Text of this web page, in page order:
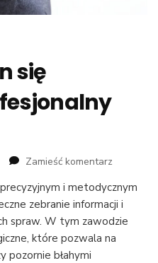
się
Zamieść komentarz
Czym
powinien
się
cechować
i metodycznym
zebranie informacji i
spraw. W tym zawodzie
które pozwala na
pozornie błahymi